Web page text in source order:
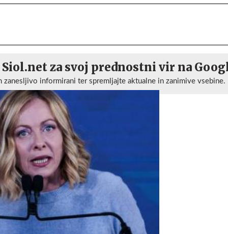
za svoj prednostni vir na
zanesljivo informirani ter spremljajte aktualne in zanimive vsebine.